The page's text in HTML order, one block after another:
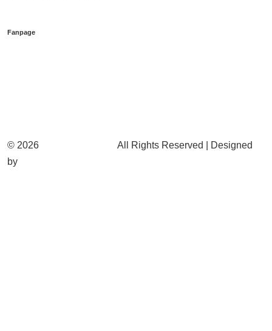
Fanpage
© 2026
All Rights Reserved | Designed
by